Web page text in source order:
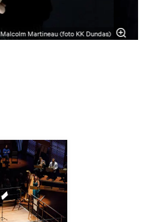
Malcolm Martineau (foto KK Dundas)